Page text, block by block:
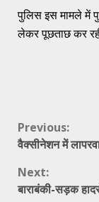
पुलिस इस मामले में
लेकर पूछताछ कर
Previous:
वैक्सीनेशन में
Next:
बाराबंकी-सड़क